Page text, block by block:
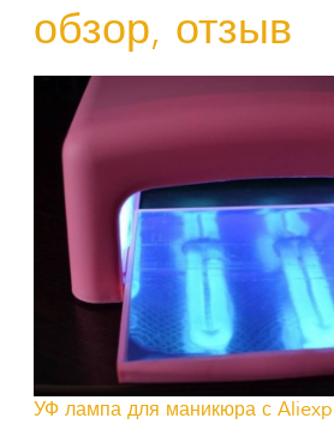
обзор, отзыв
УФ лампа для маникюра с